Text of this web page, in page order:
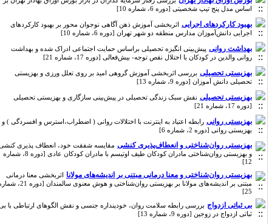
اساس مدل پنج تیپ شخصیتی [دوره 6، شماره 10]
بهبود کارکردهای اجرایی اثربخشی آموزش ذهن آگاهی نوجوان محور بر بهبود کارکردهای
اجرایی دانش‌آموزان مدارس منطقه دو شهر تهران [دوره 6، شماره 10]
بهداشت روانی پیش‌بینی انگیزه تحصیلی براساس حمایت اجتماعی ادراک شده و بهداشت
روانی والدین در کودکان با اختلال نقص توجه- بیش‌فعالی [دوره 17، شماره 21]
بهزیستی تحصیلی بررسی اثربخشی آموزش گروهی امید بر روی تعلل ورزی و بهزیستی
تحصیلی دانش آموزان [دوره 9، شماره 13]
بهزیستی تحصیلی نقش سبک زندگی تحصیلی در پیش‌بینی سازگاری و بهزیستی تحصیلی
[دوره 17، شماره 21]
بهزیستی روانی رابطه اعتیاد به اینترنت با اختلالات روانی ( اضطراب،استرس و افسردگی ) و
بهزیستی روانی [دوره 2، شماره 6]
بهزیستی روان‌شناختی و انعطاف‌پذیری کنشی مقایسه شفقت خود، انعطاف پذیری کنشی
و بهزیستی روان‌شناختی مادران کودکان طیف اوتیسم با مادران کودکان عادی [دوره 8، شماره
12]
بهزیستی روان‌شناختی و معنا درمانی مبتنی بر اندیشه‌های مولانا اثربخشی معنا درمانی
مبتنی بر اندیشه‌های مولانا بر بهزیستی روان‌شناختی و هوش معنوی سالمندان [دوره 21، شماره
25]
بی ثباتی ازدواج بررسی رابطه سلامت روان، خودپنداره جنسی و نقش الگوهای ارتباطی با بی
ثباتی ازدواج در زوجین [دوره 9، شماره 13]